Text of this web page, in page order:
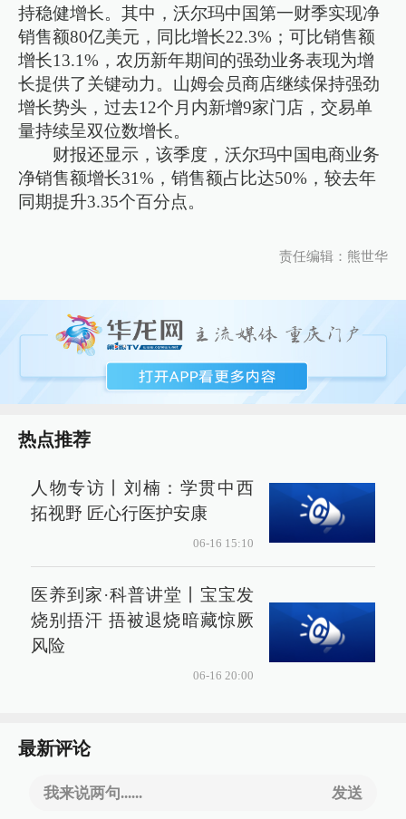
持稳健增长。其中，沃尔玛中国第一财季实现净
销售额80亿美元，同比增长22.3%；可比销售额
增长13.1%，农历新年期间的强劲业务表现为增
长提供了关键动力。山姆会员商店继续保持强劲
增长势头，过去12个月内新增9家门店，交易单
量持续呈双位数增长。
财报还显示，该季度，沃尔玛中国电商业务
净销售额增长31%，销售额占比达50%，较去年
同期提升3.35个百分点。
责任编辑：熊世华
热点推荐
人物专访丨刘楠：学贯中西
拓视野 匠心行医护安康
06-16 15:10
医养到家·科普讲堂丨宝宝发
烧别捂汗 捂被退烧暗藏惊厥
风险
06-16 20:00
最新评论
我来说两句...... 发送